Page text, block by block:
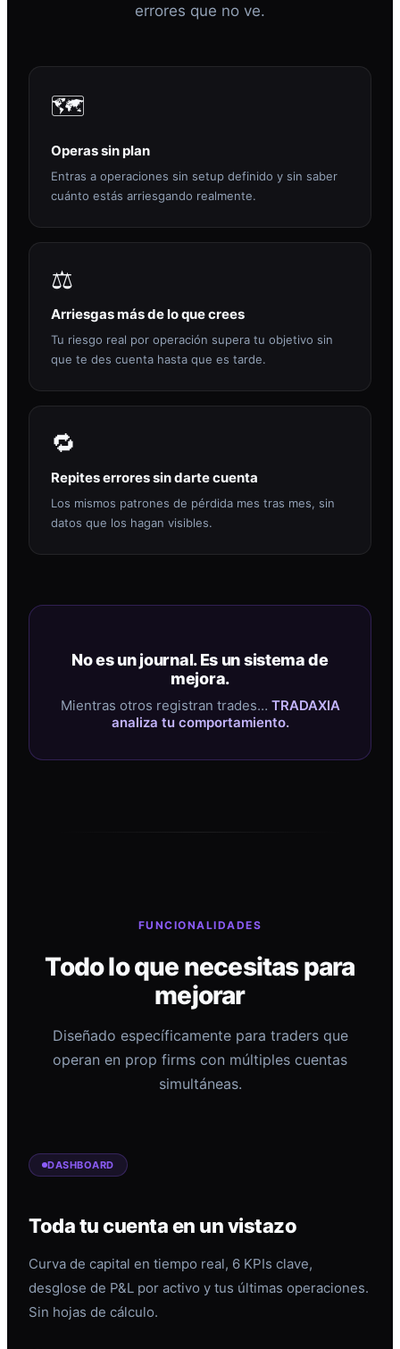
errores que no ve.
🗺️
Operas sin plan
Entras a operaciones sin setup definido y sin saber
cuánto estás arriesgando realmente.
⚖️
Arriesgas más de lo que crees
Tu riesgo real por operación supera tu objetivo sin
que te des cuenta hasta que es tarde.
🔁
Repites errores sin darte cuenta
Los mismos patrones de pérdida mes tras mes, sin
datos que los hagan visibles.
No es un journal. Es un sistema de
mejora.
Mientras otros registran trades… TRADAXIA
analiza tu comportamiento.
FUNCIONALIDADES
Todo lo que necesitas para
mejorar
Diseñado específicamente para traders que
operan en prop firms con múltiples cuentas
simultáneas.
DASHBOARD
Toda tu cuenta en un vistazo
Curva de capital en tiempo real, 6 KPIs clave,
desglose de P&L por activo y tus últimas operaciones.
Sin hojas de cálculo.